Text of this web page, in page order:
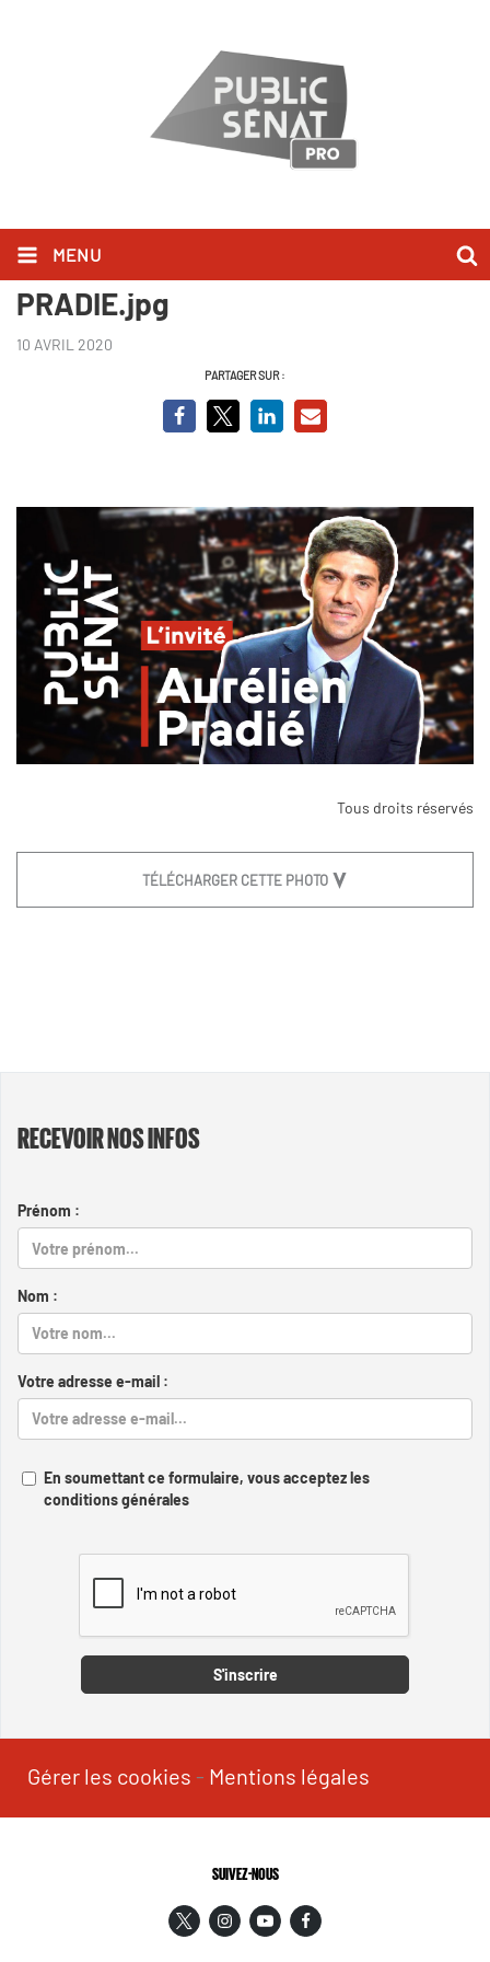
MENU
VIGNETTE YOUTUBE AURELIEN
PRADIE.jpg
10 AVRIL 2020
PARTAGER SUR :
Tous droits réservés
TÉLÉCHARGER CETTE PHOTO
RECEVOIR NOS INFOS
Prénom :
Nom :
Votre adresse e-mail :
En soumettant ce formulaire, vous acceptez les
conditions générales
S'inscrire
Gérer les cookies - Mentions légales
SUIVEZ-NOUS